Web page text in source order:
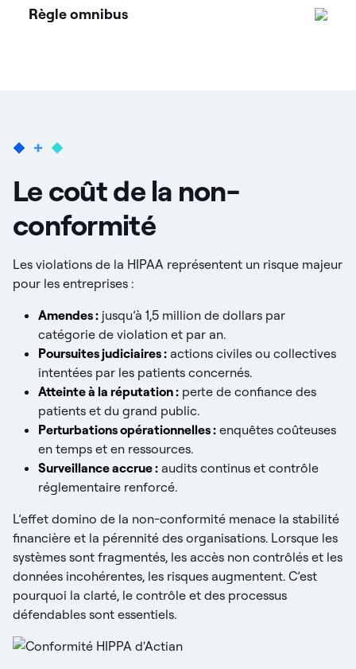
Règle omnibus
Le coût de la non-
conformité
Les violations de la HIPAA représentent un risque majeur
pour les entreprises :
Amendes : jusqu’à 1,5 million de dollars par
catégorie de violation et par an.
Poursuites judiciaires : actions civiles ou collectives
intentées par les patients concernés.
Atteinte à la réputation : perte de confiance des
patients et du grand public.
Perturbations opérationnelles : enquêtes coûteuses
en temps et en ressources.
Surveillance accrue : audits continus et contrôle
réglementaire renforcé.
L’effet domino de la non-conformité menace la stabilité
financière et la pérennité des organisations. Lorsque les
systèmes sont fragmentés, les accès non contrôlés et les
données incohérentes, les risques augmentent. C’est
pourquoi la clarté, le contrôle et des processus
défendables sont essentiels.